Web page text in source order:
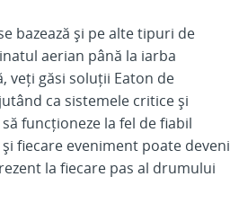
bazează și pe alte tipuri de
aerian până la iarba
veți găsi soluții Eaton de
ca sistemele critice și
funcționeze la fel de fiabil
fiecare eveniment poate deveni
la fiecare pas al drumului